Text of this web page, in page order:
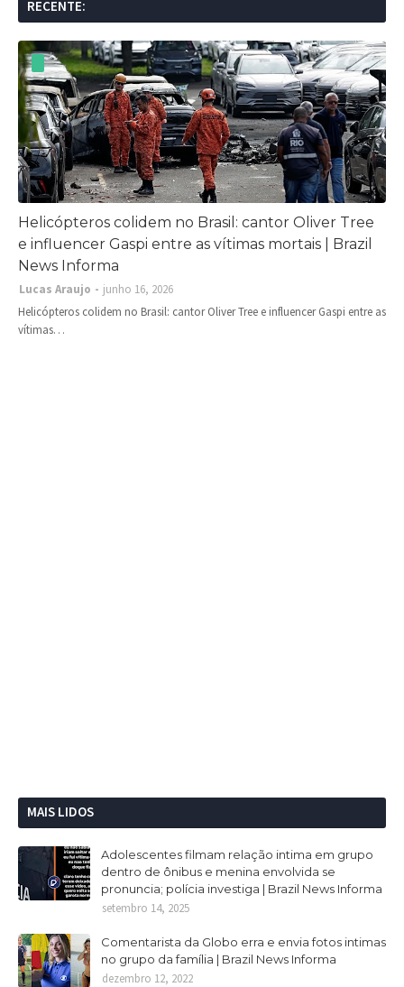
RECENTE:
Helicópteros colidem no Brasil: cantor Oliver Tree
e influencer Gaspi entre as vítimas mortais | Brazil
News Informa
Lucas Araujo
junho 16, 2026
Helicópteros colidem no Brasil: cantor Oliver Tree e influencer Gaspi entre as
vítimas…
MAIS LIDOS
Adolescentes filmam relação intima em grupo
dentro de ônibus e menina envolvida se
pronuncia; polícia investiga | Brazil News Informa
setembro 14, 2025
Comentarista da Globo erra e envia fotos intimas
no grupo da família | Brazil News Informa
dezembro 12, 2022